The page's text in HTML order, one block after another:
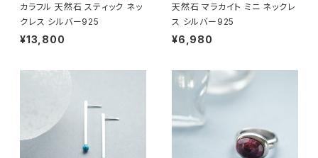
カラフル 天然石 スティック ネッ
クレス シルバー925
¥13,800
天然石 マラカイト ミニ ネックレ
ス シルバー925
¥6,980